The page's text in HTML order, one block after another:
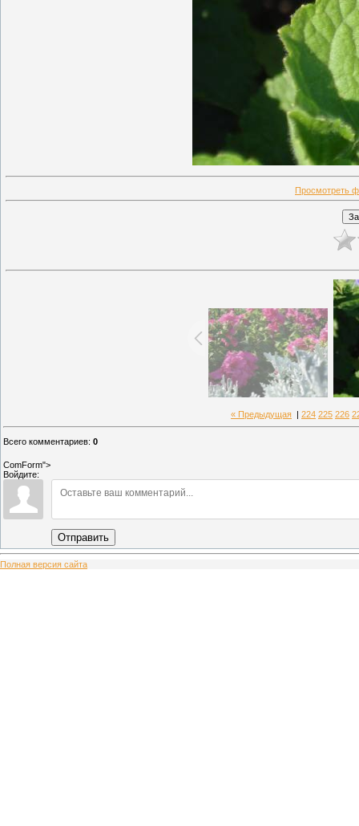
Просмотреть
« Предыдущая 224 225 226
Всего комментариев: 0
ComForm">
Войдите:
Отправить
Полная версия сайта